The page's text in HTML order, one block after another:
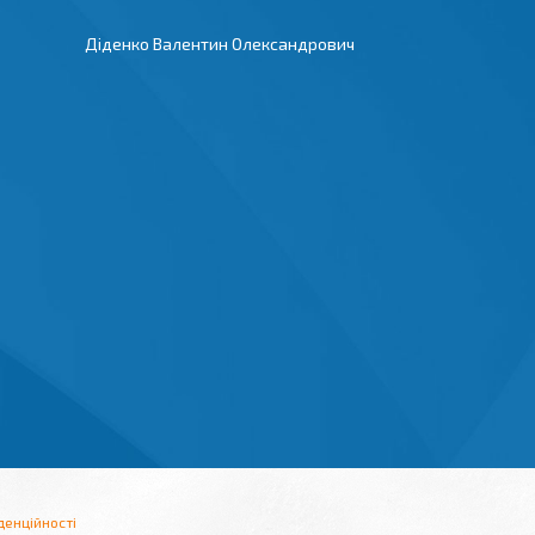
Діденко Валентин Олександрович